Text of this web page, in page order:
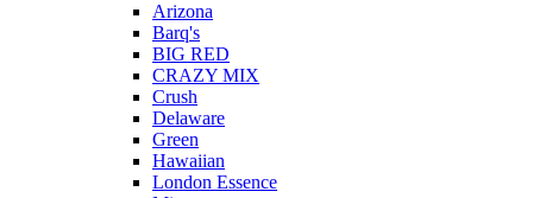
Arizona
Barq's
BIG RED
CRAZY MIX
Crush
Delaware
Green
Hawaiian
London Essence